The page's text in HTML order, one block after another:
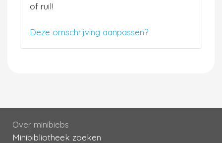
of ruil!
Deze omschrijving aanpassen?
Over minibiebs
Minibibliotheek zoeken